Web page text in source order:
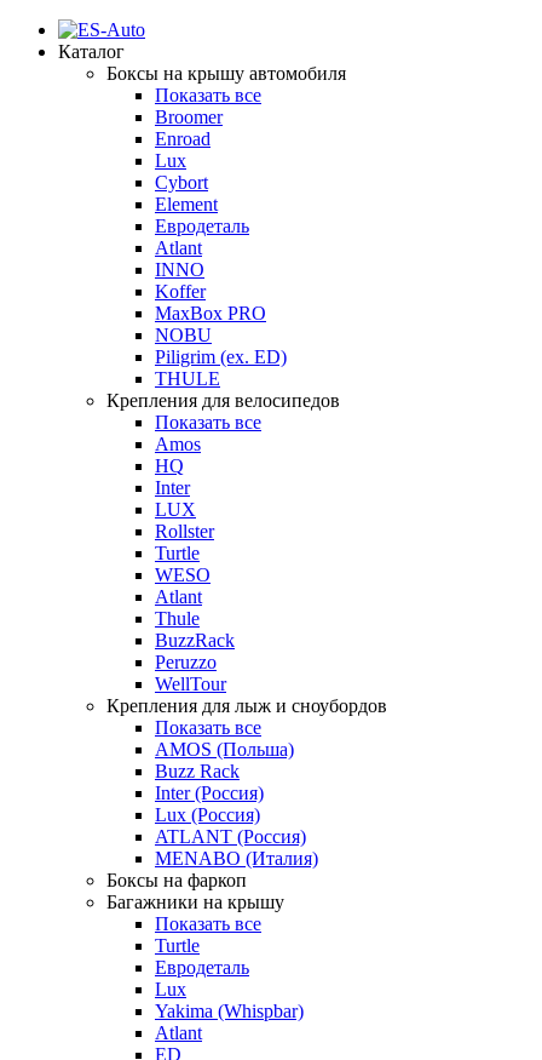
Каталог
Боксы на крышу автомобиля
Показать все
Broomer
Enroad
Lux
Cybort
Element
Евродеталь
Atlant
INNO
Koffer
MaxBox PRO
NOBU
Piligrim (ex. ED)
THULE
Крепления для велосипедов
Показать все
Amos
HQ
Inter
LUX
Rollster
Turtle
WESO
Atlant
Thule
BuzzRack
Peruzzo
WellTour
Крепления для лыж и сноубордов
Показать все
AMOS (Польша)
Buzz Rack
Inter (Россия)
Lux (Россия)
ATLANT (Россия)
MENABO (Италия)
Боксы на фаркоп
Багажники на крышу
Показать все
Turtle
Евродеталь
Lux
Yakima (Whispbar)
Atlant
ED